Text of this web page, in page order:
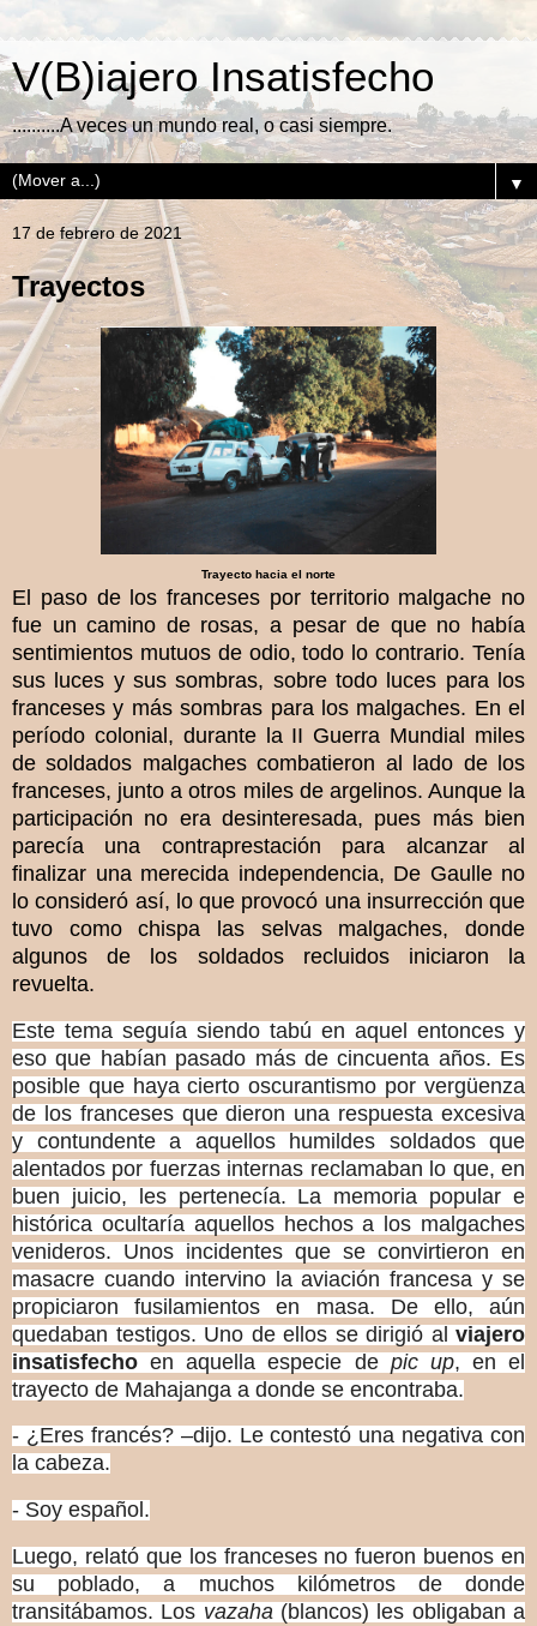
V(B)iajero Insatisfecho
..........A veces un mundo real, o casi siempre.
▼
17 de febrero de 2021
Trayectos
Trayecto hacia el norte
El paso de los franceses por territorio malgache no
fue un camino de rosas, a pesar de que no había
sentimientos mutuos de odio, todo lo contrario. Tenía
sus luces y sus sombras, sobre todo luces para los
franceses y más sombras para los malgaches. En el
período colonial, durante la II Guerra Mundial miles
de soldados malgaches combatieron al lado de los
franceses, junto a otros miles de argelinos. Aunque la
participación no era desinteresada, pues más bien
parecía una contraprestación para alcanzar al
finalizar una merecida independencia, De Gaulle no
lo consideró así, lo que provocó una insurrección que
tuvo como chispa las selvas malgaches, donde
algunos de los soldados recluidos iniciaron la
revuelta.
Este tema seguía siendo tabú en aquel entonces y
eso que habían pasado más de cincuenta años. Es
posible que haya cierto oscurantismo por vergüenza
de los franceses que dieron una respuesta excesiva
y contundente a aquellos humildes soldados que
alentados por fuerzas internas reclamaban lo que, en
buen juicio, les pertenecía. La memoria popular e
histórica ocultaría aquellos hechos a los malgaches
venideros. Unos incidentes que se convirtieron en
masacre cuando intervino la aviación francesa y se
propiciaron fusilamientos en masa. De ello, aún
quedaban testigos. Uno de ellos se dirigió al viajero
insatisfecho en aquella especie de pic up, en el
trayecto de Mahajanga a donde se encontraba.
- ¿Eres francés? –dijo. Le contestó una negativa con
la cabeza.
- Soy español.
Luego, relató que los franceses no fueron buenos en
su poblado, a muchos kilómetros de donde
transitábamos. Los vazaha(blancos) les obligaban a